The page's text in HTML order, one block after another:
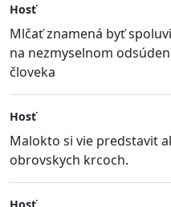
Hosť
Mlčať znamená byť
na nezmyselnom
človeka
Hosť
Malokto si vie predstavit
obrovskych krcoch.
Hosť